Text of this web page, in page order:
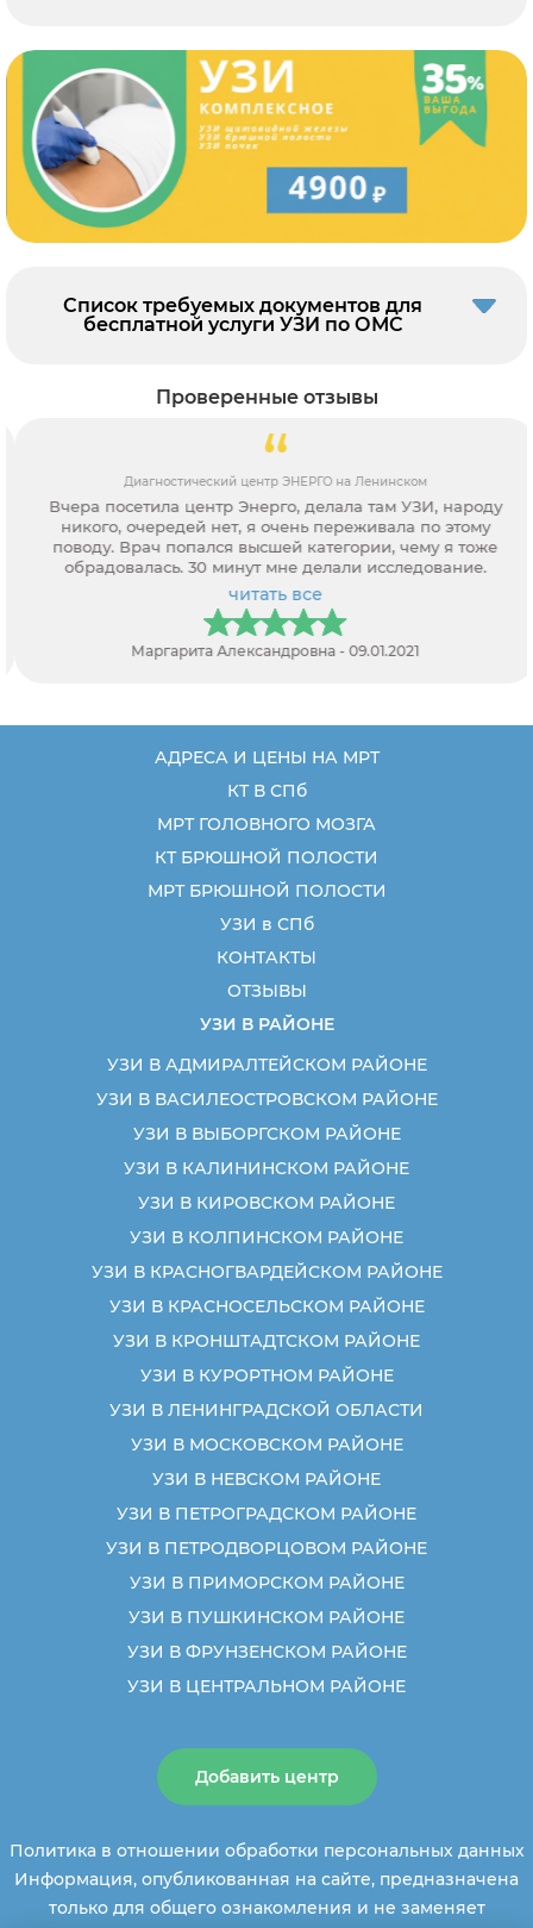
Список требуемых документов для
бесплатной услуги УЗИ по ОМС
Проверенные отзывы
Диагностический центр ЭНЕРГО на Ленинском
Вчера посетила центр Энерго, делала там УЗИ, народу
никого, очередей нет, я очень переживала по этому
поводу. Врач попался высшей категории, чему я тоже
обрадовалась. 30 минут мне делали исследование.
читать все
Маргарита Александровна - 09.01.2021
АДРЕСА И ЦЕНЫ НА МРТ
КТ В СПб
МРТ ГОЛОВНОГО МОЗГА
КТ БРЮШНОЙ ПОЛОСТИ
МРТ БРЮШНОЙ ПОЛОСТИ
УЗИ в СПб
КОНТАКТЫ
ОТЗЫВЫ
УЗИ В РАЙОНЕ
УЗИ В АДМИРАЛТЕЙСКОМ РАЙОНЕ
УЗИ В ВАСИЛЕОСТРОВСКОМ РАЙОНЕ
УЗИ В ВЫБОРГСКОМ РАЙОНЕ
УЗИ В КАЛИНИНСКОМ РАЙОНЕ
УЗИ В КИРОВСКОМ РАЙОНЕ
УЗИ В КОЛПИНСКОМ РАЙОНЕ
УЗИ В КРАСНОГВАРДЕЙСКОМ РАЙОНЕ
УЗИ В КРАСНОСЕЛЬСКОМ РАЙОНЕ
УЗИ В КРОНШТАДТСКОМ РАЙОНЕ
УЗИ В КУРОРТНОМ РАЙОНЕ
УЗИ В ЛЕНИНГРАДСКОЙ ОБЛАСТИ
УЗИ В МОСКОВСКОМ РАЙОНЕ
УЗИ В НЕВСКОМ РАЙОНЕ
УЗИ В ПЕТРОГРАДСКОМ РАЙОНЕ
УЗИ В ПЕТРОДВОРЦОВОМ РАЙОНЕ
УЗИ В ПРИМОРСКОМ РАЙОНЕ
УЗИ В ПУШКИНСКОМ РАЙОНЕ
УЗИ В ФРУНЗЕНСКОМ РАЙОНЕ
УЗИ В ЦЕНТРАЛЬНОМ РАЙОНЕ
Добавить центр
Политика в отношении обработки персональных данных
Информация, опубликованная на сайте, предназначена
только для общего ознакомления и не заменяет